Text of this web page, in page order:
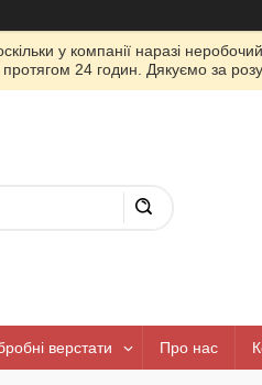
у компанії наразі
24 годин. Дякуємо за
верстати Про нас